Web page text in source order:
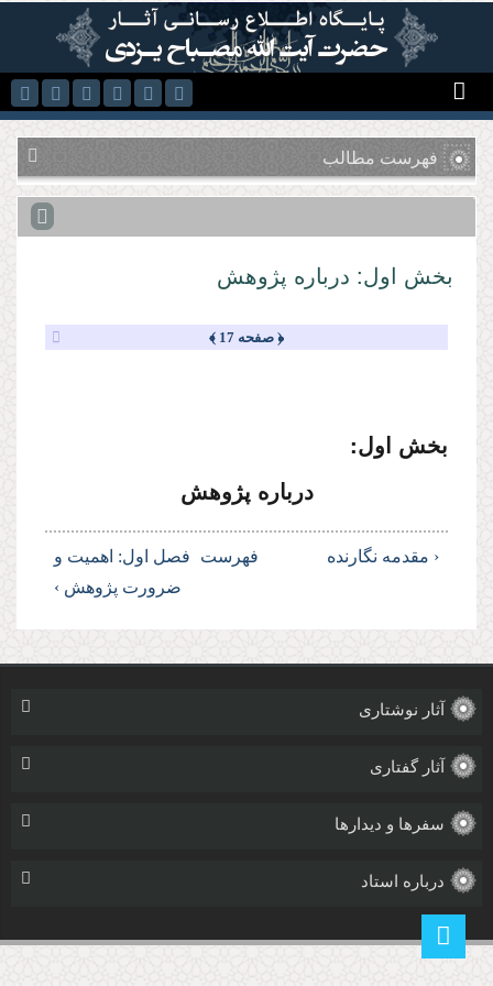
رفتن به محتوای اصلی
فهرست مطالب
بخش اول: درباره پژوهش
﴿ صفحه 17 ﴾
بخش اول:
درباره پژوهش
‹ مقدمه نگارنده فهرست
فصل اول: اهمیت و
ضرورت پژوهش ›
آثار نوشتاری
آثار گفتاری
سفرها و دیدارها
درباره استاد